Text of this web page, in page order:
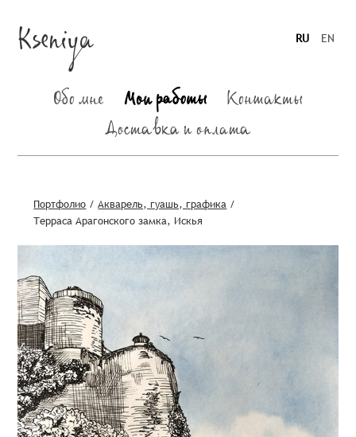
Kseniya RU EN
Обо мне Мои работы Контакты
Доставка и оплата
Портфолио /Акварель, гуашь, графика /
Терраса Арагонского замка, Искья